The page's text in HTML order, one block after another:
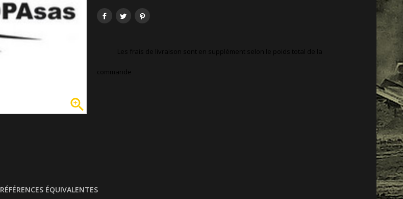

Les frais de livraison sont en supplément selon le poids total de la
commande
RÉFÉRENCES ÉQUIVALENTES